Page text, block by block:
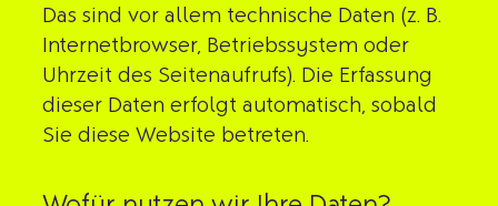
Das sind vor allem technische Daten (z. B.
Internetbrowser, Betriebssystem oder
Uhrzeit des Seitenaufrufs). Die Erfassung
dieser Daten erfolgt automatisch, sobald
Sie diese Website betreten.